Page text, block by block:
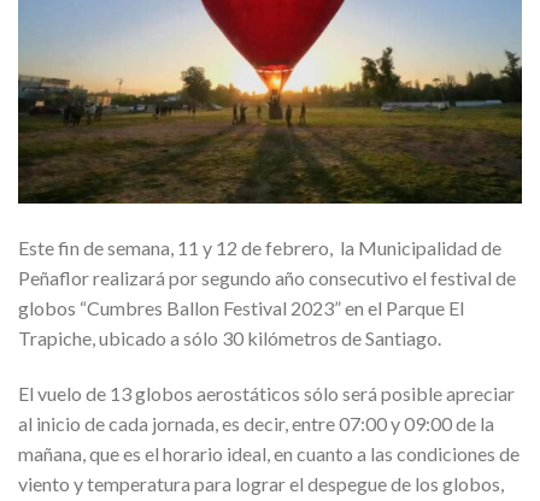
Este fin de semana, 11 y 12 de febrero, la Municipalidad de
Peñaflor realizará por segundo año consecutivo el festival de
globos “Cumbres Ballon Festival 2023” en el Parque El
Trapiche, ubicado a sólo 30 kilómetros de Santiago.
El vuelo de 13 globos aerostáticos sólo será posible apreciar
al inicio de cada jornada, es decir, entre 07:00 y 09:00 de la
mañana, que es el horario ideal, en cuanto a las condiciones de
viento y temperatura para lograr el despegue de los globos,